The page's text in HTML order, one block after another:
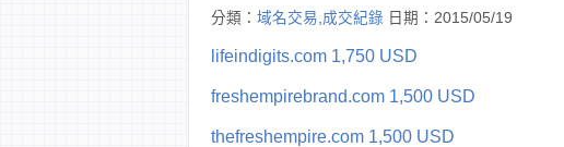
分類： 域名交易,成交紀錄 日期：2015/05/19
lifeindigits.com 1,750 USD
freshempirebrand.com 1,500 USD
thefreshempire.com 1,500 USD